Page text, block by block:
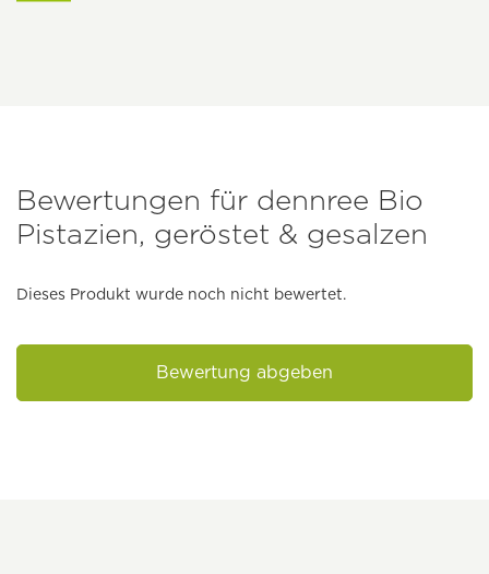
Bewertungen für dennree Bio
Pistazien, geröstet & gesalzen
Dieses Produkt wurde noch nicht bewertet.
Bewertung abgeben